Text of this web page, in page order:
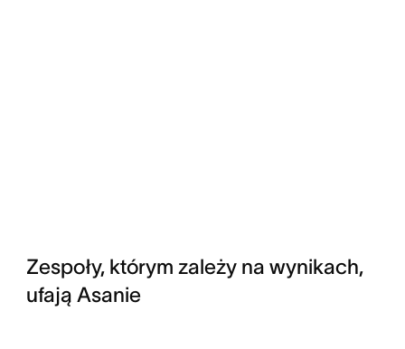
Zespoły, którym zależy na wynikach,
ufają Asanie